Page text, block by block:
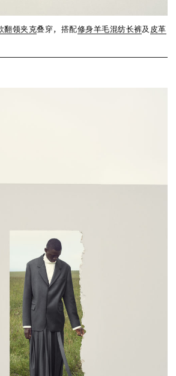
翻领夹克叠穿，搭配修身羊毛混纺长裤及 皮革